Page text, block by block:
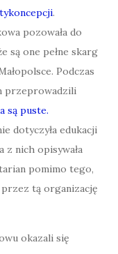
.
pozowała do
są one pełne skarg
Podczas
przeprowadzili
są puste.
dotyczyła edukacji
z nich opisywała
pomimo tego,
przez tą organizację
okazali się